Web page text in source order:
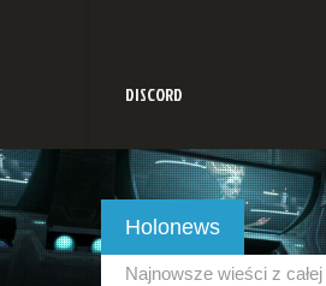
DISCORD
Holonews
Najnowsze wieści z